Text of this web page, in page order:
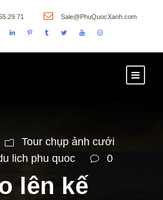
Sale@PhuQuocXanh.com
Tour chụp ảnh cưới
lich phu quoc
0
lên kế